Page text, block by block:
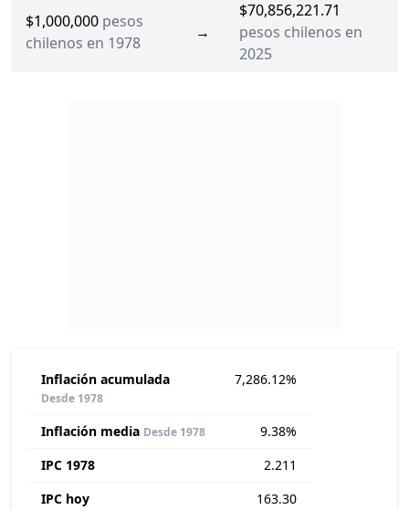
$1,000,000 pesos
chilenos en 1978
→
$70,856,221.71
pesos chilenos en
2025
Inflación acumulada
Desde 1978
7,286.12%
Inflación media Desde 1978
9.38%
IPC 1978
2.211
IPC hoy
163.30